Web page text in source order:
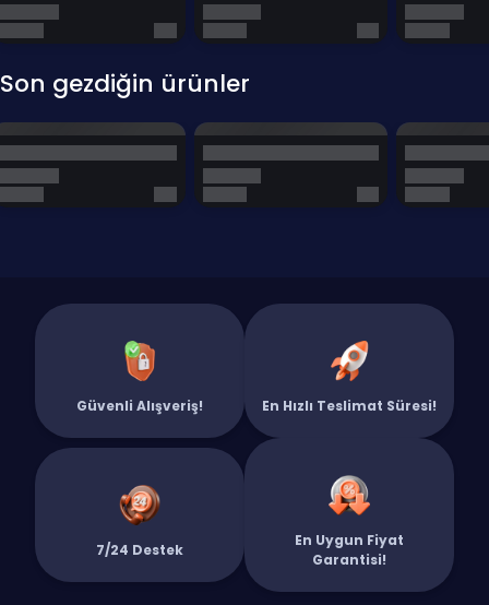
Son gezdiğin ürünler
Güvenli Alışveriş! En Hızlı Teslimat Süresi!
7/24 Destek
En Uygun Fiyat
Garantisi!